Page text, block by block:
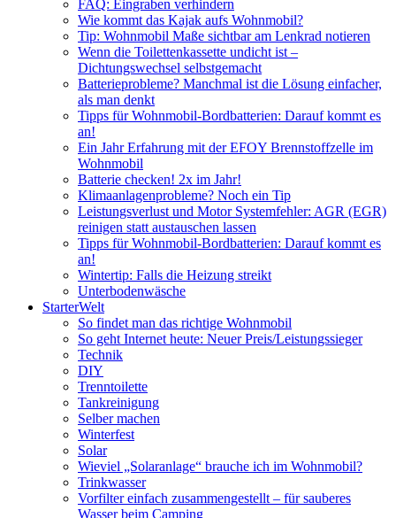
FAQ: Eingraben verhindern
Wie kommt das Kajak aufs Wohnmobil?
Tip: Wohnmobil Maße sichtbar am Lenkrad notieren
Wenn die Toilettenkassette undicht ist –
Dichtungswechsel selbstgemacht
Batterieprobleme? Manchmal ist die Lösung einfacher,
als man denkt
Tipps für Wohnmobil-Bordbatterien: Darauf kommt es
an!
Ein Jahr Erfahrung mit der EFOY Brennstoffzelle im
Wohnmobil
Batterie checken! 2x im Jahr!
Klimaanlagenprobleme? Noch ein Tip
Leistungsverlust und Motor Systemfehler: AGR (EGR)
reinigen statt austauschen lassen
Tipps für Wohnmobil-Bordbatterien: Darauf kommt es
an!
Wintertip: Falls die Heizung streikt
Unterbodenwäsche
StarterWelt
So findet man das richtige Wohnmobil
So geht Internet heute: Neuer Preis/Leistungssieger
Technik
DIY
Trenntoilette
Tankreinigung
Selber machen
Winterfest
Solar
Wieviel „Solaranlage“ brauche ich im Wohnmobil?
Trinkwasser
Vorfilter einfach zusammengestellt – für sauberes
Wasser beim Camping